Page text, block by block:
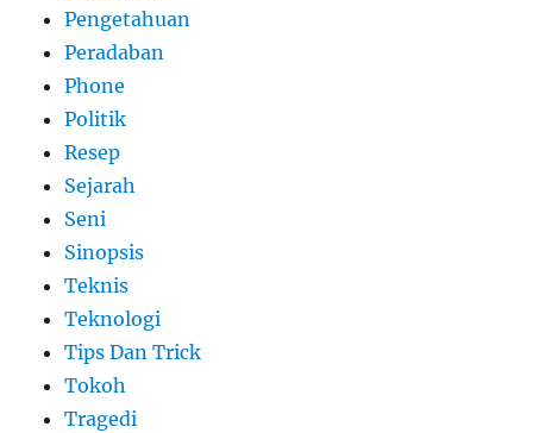
Pengetahuan
Peradaban
Phone
Politik
Resep
Sejarah
Seni
Sinopsis
Teknis
Teknologi
Tips Dan Trick
Tokoh
Tragedi